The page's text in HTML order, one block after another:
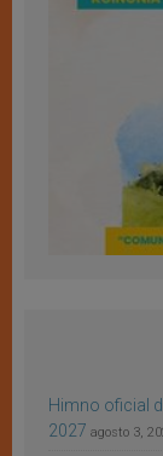
Himno oficial
2027 agosto 3,